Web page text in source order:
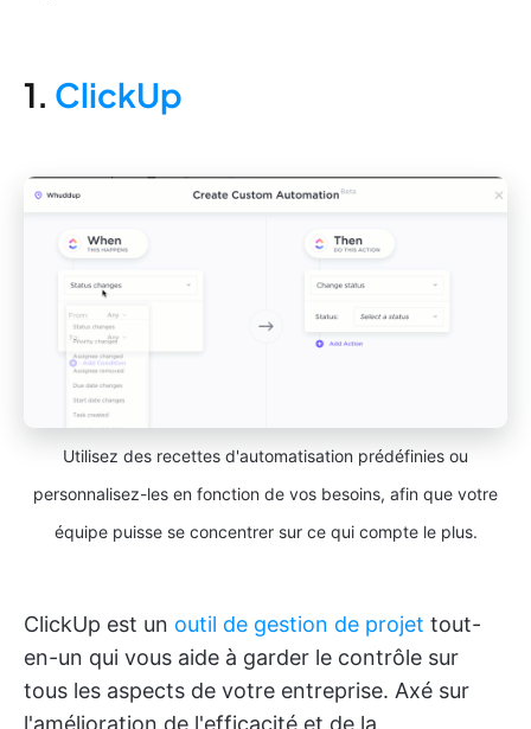
1. ClickUp
Utilisez des recettes d'automatisation prédéfinies ou
personnalisez-les en fonction de vos besoins, afin que votre
équipe puisse se concentrer sur ce qui compte le plus.
ClickUp est un outil de gestion de projet tout-
en-un qui vous aide à garder le contrôle sur
tous les aspects de votre entreprise. Axé sur
l'amélioration de l'efficacité et de la